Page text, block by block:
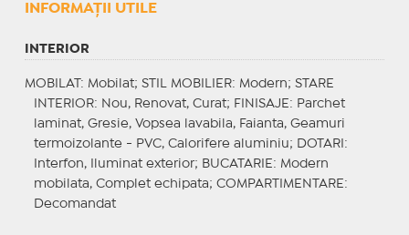
INFORMAŢII UTILE
INTERIOR
MOBILAT : Mobilat; STIL MOBILIER: Modern; STARE
INTERIOR: Nou, Renovat, Curat; FINISAJE : Parchet
laminat, Gresie, Vopsea lavabila, Faianta, Geamuri
termoizolante - PVC, Calorifere aluminiu;
DOTARI :
Interfon, Iluminat exterior; BUCATARIE : Modern
mobilata, Complet echipata; COMPARTIMENTARE :
Decomandat